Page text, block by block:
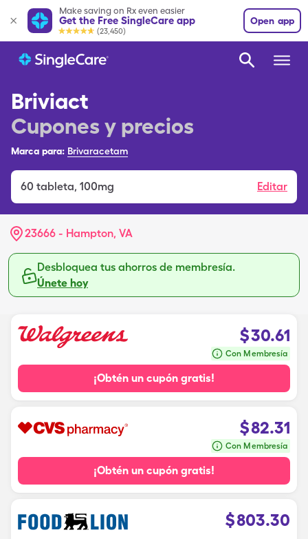
Make saving on Rx even easier
Get the Free SingleCare app
(23,450)
Open app
Briviact
Cupones y precios
Marca para: Brivaracetam
60 tableta, 100mg Editar
23666 - Hampton, VA
Desbloquea tus ahorros de membresía.
Únete hoy
$30.61
Con Membresía
¡Obtén un cupón gratis!
$82.31
Con Membresía
¡Obtén un cupón gratis!
$803.30